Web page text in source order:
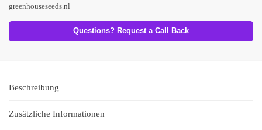
greenhouseseeds.nl
Questions? Request a Call Back
Beschreibung
Zusätzliche Informationen